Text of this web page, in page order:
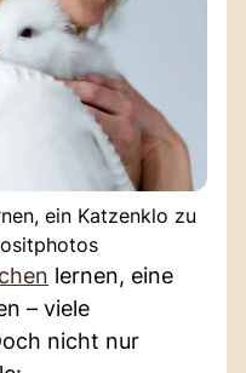
ein Katzenklo zu
lernen, eine
– viele
nicht nur